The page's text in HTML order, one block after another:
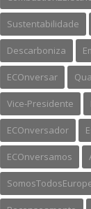
Sustentabilidade
Descarboniza
ECOnversar
Vice-Presidente
ECOnversador
ECOnversamos